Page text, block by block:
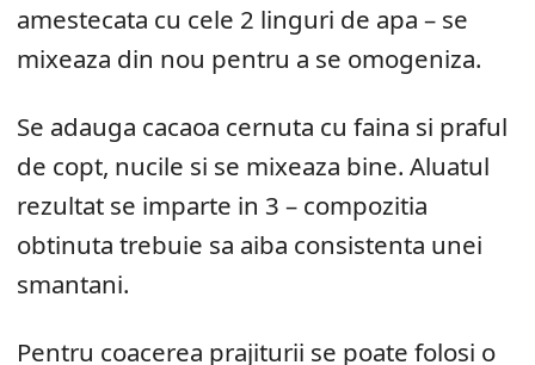
amestecata cu cele 2 linguri de apa – se
mixeaza din nou pentru a se omogeniza.
Se adauga cacaoa cernuta cu faina si praful
de copt, nucile si se mixeaza bine. Aluatul
rezultat se imparte in 3 – compozitia
obtinuta trebuie sa aiba consistenta unei
smantani.
Pentru coacerea prajiturii se poate folosi o